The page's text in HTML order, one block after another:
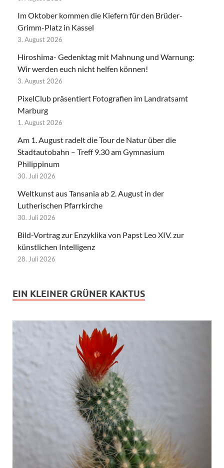
Im Oktober kommen die Kiefern für den Brüder-
Grimm-Platz in Kassel
3. August 2026
Hiroshima- Gedenktag mit Mahnung und Warnung:
Wir werden euch nicht helfen können!
3. August 2026
PixelClub präsentiert Fotografien im Landratsamt
Marburg
1. August 2026
Am 1. August radelt die Tour de Natur über die
Stadtautobahn – Treff 9.30 am Gymnasium
Philippinum
30. Juli 2026
Weltkunst aus Tansania ab 2. August in der
Lutherischen Pfarrkirche
30. Juli 2026
Bild-Vortrag zur Enzyklika von Papst Leo XIV. zur
künstlichen Intelligenz
28. Juli 2026
EIN KLEINER GRÜNER KAKTUS